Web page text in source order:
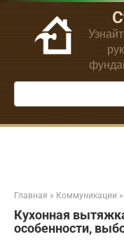
Перейти
контенту
Поиск:
Главная » Коммуникации »
Кухонная
особенности,